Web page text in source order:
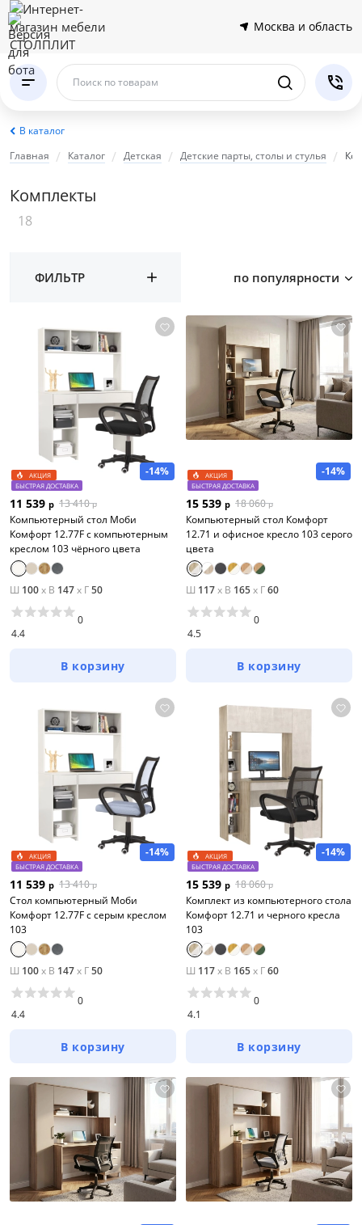
Москва и область
Поиск по товарам
В каталог
Главная
Каталог Детская Детские парты, столы и стулья
Комплекты
18
ФИЛЬТР по популярности
-14%
АКЦИЯ
БЫСТРАЯ ДОСТАВКА
11 539 р 13 410 р
Компьютерный стол Моби
Комфорт 12.77F с компьютерным
креслом 103 чёрного цвета
Ш 100x В 147x Г50
4.4
0
В корзину
-14%
АКЦИЯ
БЫСТРАЯ ДОСТАВКА
15 539 р 18 060 р
Компьютерный стол Комфорт
12.71 и офисное кресло 103 серого
цвета
Ш 117x В 165x Г60
4.5
0
В корзину
-14%
АКЦИЯ
БЫСТРАЯ ДОСТАВКА
11 539 р 13 410 р
Стол компьютерный Моби
Комфорт 12.77F с серым креслом
103
Ш 100x В 147x Г50
4.4
0
В корзину
-14%
АКЦИЯ
БЫСТРАЯ ДОСТАВКА
15 539 р 18 060 р
Комплект из компьютерного стола
Комфорт 12.71 и черного кресла
103
Ш 117x В 165x Г60
4.1
0
В корзину